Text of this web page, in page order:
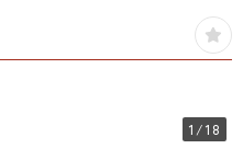
1 /18